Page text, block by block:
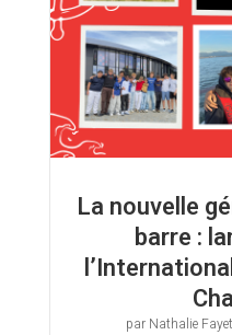
La nouvelle
barre :
par Nathalie Fayet